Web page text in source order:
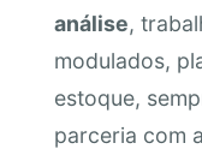
análise,
modulados,
estoque,
parceria com a